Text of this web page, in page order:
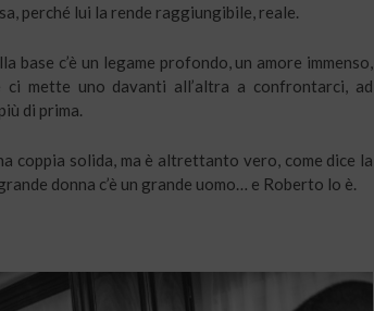
perché lui la rende raggiungibile, reale.
c’è un legame profondo, un amore immenso,
mette uno davanti all’altra a confrontarci, ad
di prima.
coppia solida, ma è altrettanto vero, come dice la
donna c’è un grande uomo… e Roberto lo è.